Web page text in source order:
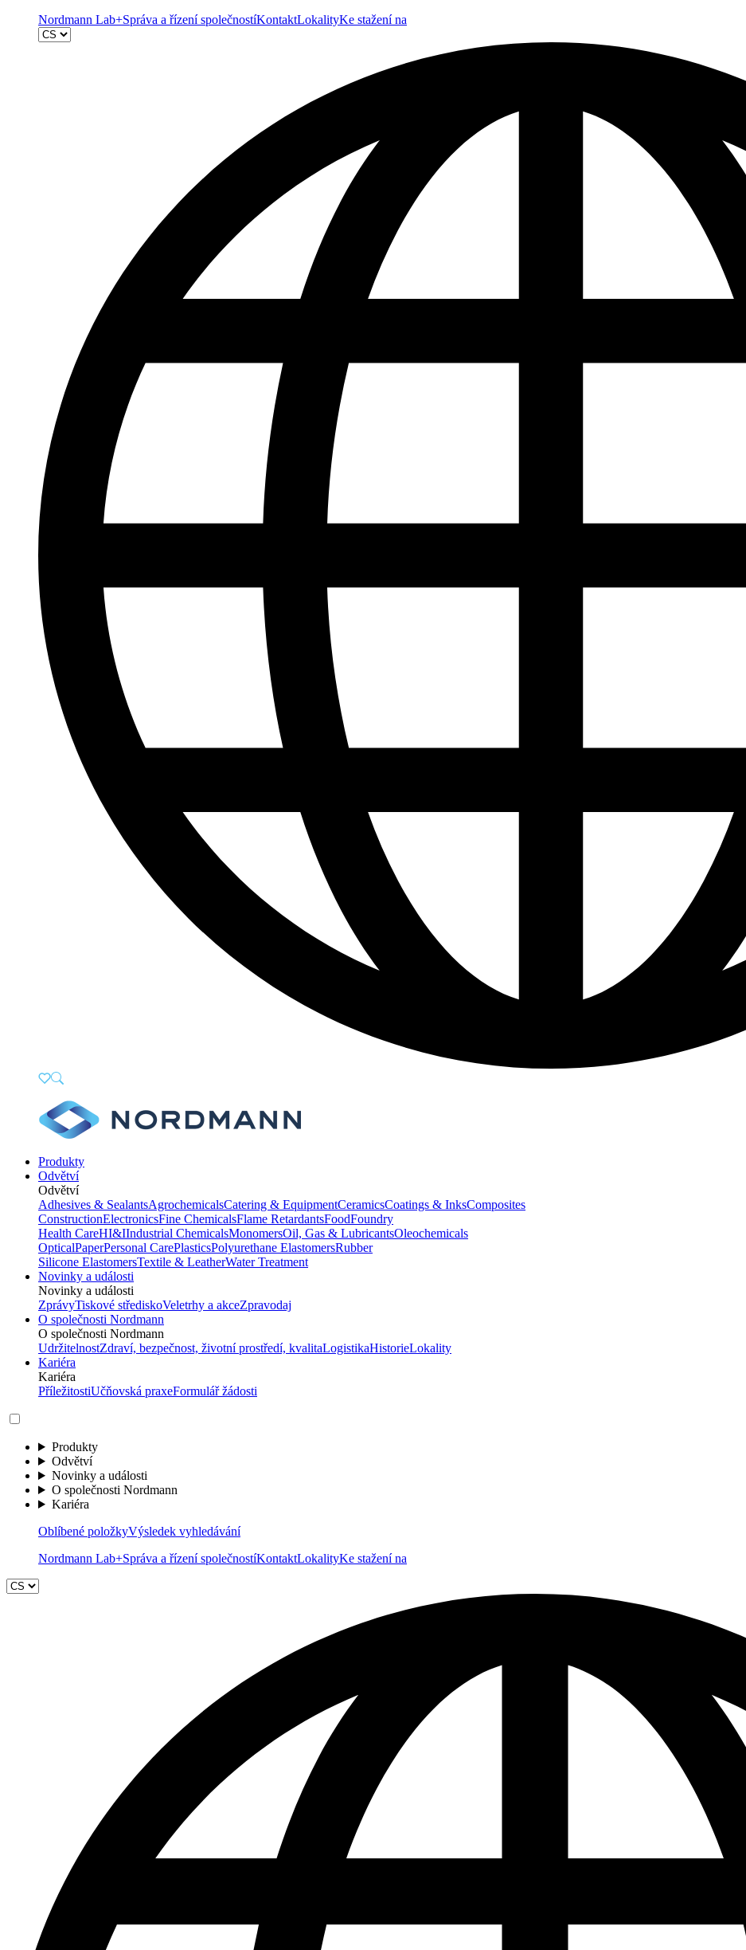
Nordmann Lab+Správa a řízení společnostíKontaktLokalityKe stažení na
Produkty
Odvětví
Odvětví
Adhesives & SealantsAgrochemicalsCatering & EquipmentCeramicsCoatings & InksComposites
ConstructionElectronicsFine ChemicalsFlame RetardantsFoodFoundry
Health CareHI&IIndustrial ChemicalsMonomersOil, Gas & LubricantsOleochemicals
OpticalPaperPersonal CarePlasticsPolyurethane ElastomersRubber
Silicone ElastomersTextile & LeatherWater Treatment
Novinky a události
Novinky a události
ZprávyTiskové střediskoVeletrhy a akceZpravodaj
O společnosti Nordmann
O společnosti Nordmann
UdržitelnostZdraví, bezpečnost, životní prostředí, kvalitaLogistikaHistorieLokality
Kariéra
Kariéra
PříležitostiUčňovská praxeFormulář žádosti
Produkty
Odvětví
Novinky a události
O společnosti Nordmann
Kariéra
Oblíbené položkyVýsledek vyhledávání
Nordmann Lab+Správa a řízení společnostíKontaktLokalityKe stažení na